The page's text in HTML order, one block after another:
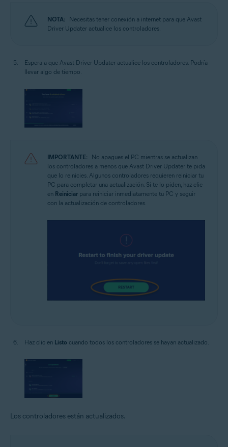
NOTA:
Necesitas tener conexión a internet para que Avast
Driver Updater actualice los controladores.
Espera a que Avast Driver Updater actualice los controladores. Podría
llevar algo de tiempo.
IMPORTANTE:
No apagues el PC mientras se actualizan
los controladores a menos que Avast Driver Updater te pida
que lo reinicies. Algunos controladores requieren reiniciar tu
PC para completar una actualización. Si te lo piden, haz clic
en Reiniciar para reiniciar inmediatamente tu PC y seguir
con la actualización de controladores.
Haz clic en Listo cuando todos los controladores se hayan actualizado.
Los controladores están actualizados.